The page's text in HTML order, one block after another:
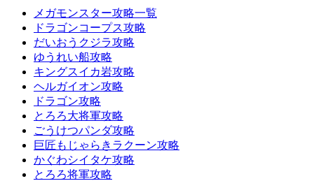
メガモンスター攻略一覧
ドラゴンコープス攻略
だいおうクジラ攻略
ゆうれい船攻略
キングスイカ岩攻略
ヘルガイオン攻略
ドラゴン攻略
とろろ大将軍攻略
ごうけつパンダ攻略
巨匠もじゃらきラクーン攻略
かぐわシイタケ攻略
とろろ将軍攻略